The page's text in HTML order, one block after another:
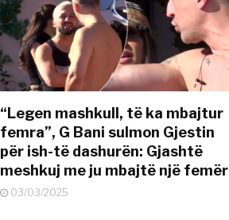
“Legen mashkull, të ka mbajtur
femra”, G Bani sulmon Gjestin
për ish-të dashurën: Gjashtë
meshkuj me ju mbajtë një femër
03/03/2025